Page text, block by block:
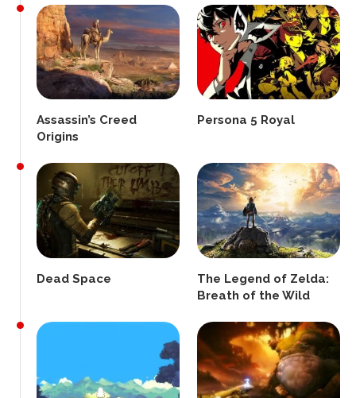
Assassin’s Creed
Origins
Persona 5 Royal
Dead Space
The Legend of Zelda:
Breath of the Wild